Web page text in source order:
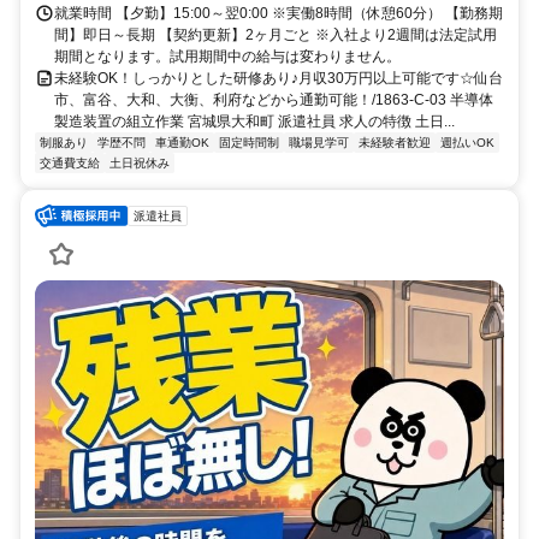
就業時間 【夕勤】15:00～翌0:00 ※実働8時間（休憩60分） 【勤務期
間】即日～長期 【契約更新】2ヶ月ごと ※入社より2週間は法定試用
期間となります。試用期間中の給与は変わりません。
未経験OK！しっかりとした研修あり♪月収30万円以上可能です☆仙台
市、富谷、大和、大衡、利府などから通勤可能！/1863-C-03 半導体
製造装置の組立作業 宮城県大和町 派遣社員 求人の特徴 土日...
制服あり 学歴不問 車通勤OK 固定時間制 職場見学可 未経験者歓迎
週払いOK
交通費支給
土日祝休み
派遣社員